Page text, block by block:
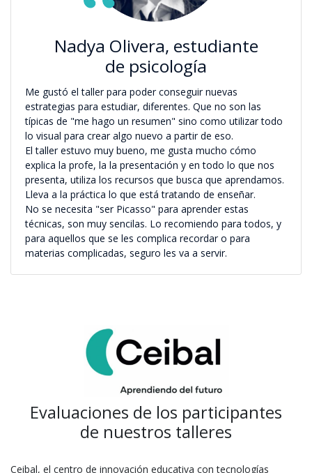
Nadya Olivera, estudiante
de psicología
Me gustó el taller para poder conseguir nuevas
estrategias para estudiar, diferentes. Que no son las
típicas de "me hago un resumen" sino como utilizar todo
lo visual para crear algo nuevo a partir de eso.
El taller estuvo muy bueno, me gusta mucho cómo
explica la profe, la la presentación y en todo lo que nos
presenta, utiliza los recursos que busca que aprendamos.
Lleva a la práctica lo que está tratando de enseñar.
No se necesita "ser Picasso" para aprender estas
técnicas, son muy sencilas. Lo recomiendo para todos, y
para aquellos que se les complica recordar o para
materias complicadas, seguro les va a servir.
Evaluaciones de los participantes
de nuestros talleres
Ceibal, el centro de innovación educativa con tecnologías